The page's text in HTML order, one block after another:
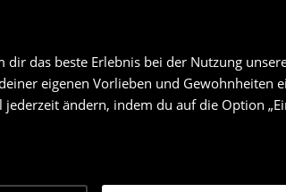
das beste Erlebnis bei der Nutzung
eigenen Vorlieben und
ändern, indem du auf die Option